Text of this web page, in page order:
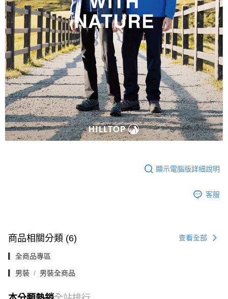
顯示電腦版詳細說明
客服
商品相關分類 (6) 查看全部
▎全商品專區
▎男裝 男裝全商品